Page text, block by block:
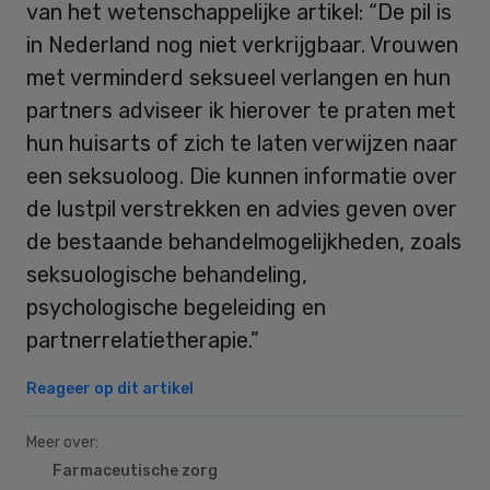
van het wetenschappelijke artikel: “De pil is
in Nederland nog niet verkrijgbaar. Vrouwen
met verminderd seksueel verlangen en hun
partners adviseer ik hierover te praten met
hun huisarts of zich te laten verwijzen naar
een seksuoloog. Die kunnen informatie over
de lustpil verstrekken en advies geven over
de bestaande behandelmogelijkheden, zoals
seksuologische behandeling,
psychologische begeleiding en
partnerrelatietherapie.”
Reageer op dit artikel
Meer over:
Farmaceutische zorg